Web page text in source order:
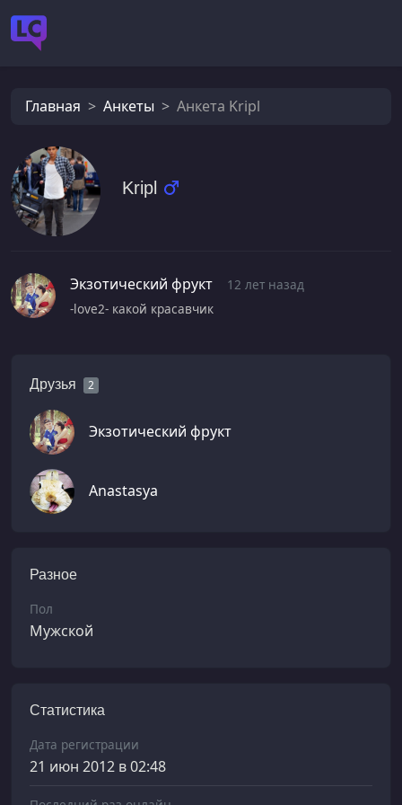
Главная Анкеты Анкета Kripl
Kripl
Экзотический фрукт
12 лет назад
-love2- какой красавчик
Друзья 2
Экзотический фрукт
Anastasya
Разное
Пол
Мужской
Статистика
Дата регистрации
21 июн 2012 в 02:48